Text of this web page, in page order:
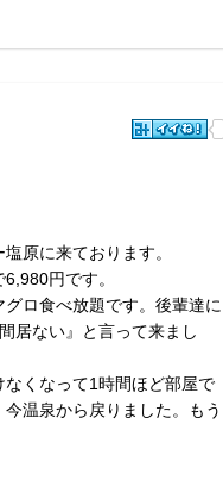
原に来ております。
円です。
ロ食べ放題です。後輩達に
居ない』と言って来まし
くなって1時間ほど部屋で
温泉から戻りました。もう